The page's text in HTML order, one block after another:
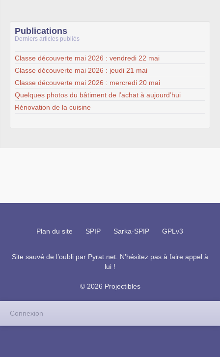
Publications
Derniers articles publiés
Classe découverte mai 2026 : vendredi 22 mai
Classe découverte mai 2026 : jeudi 21 mai
Classe découverte mai 2026 : mercredi 20 mai
Quelques photos du bâtiment de l’achat à aujourd’hui
Rénovation de la cuisine
Plan du site SPIP Sarka-SPIP GPLv3
Site sauvé de l’oubli par Pyrat.net . N’hésitez pas à faire appel à
lui !
© 2026 Projectibles
Connexion